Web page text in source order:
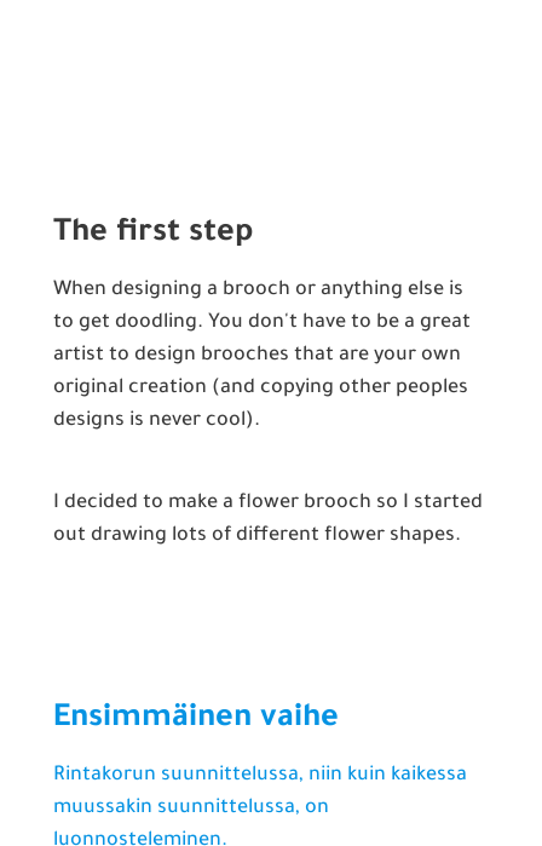
The first step
When designing a brooch or anything else is
to get doodling. You don't have to be a great
artist to design brooches that are your own
original creation (and copying other peoples
designs is never cool).
I decided to make a flower brooch so I started
out drawing lots of different flower shapes.
Ensimmäinen vaihe
Rintakorun suunnittelussa, niin kuin kaikessa
muussakin suunnittelussa, on
luonnosteleminen.